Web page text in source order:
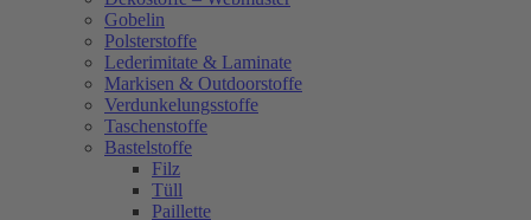
Gobelin
Polsterstoffe
Lederimitate & Laminate
Markisen & Outdoorstoffe
Verdunkelungsstoffe
Taschenstoffe
Bastelstoffe
Filz
Tüll
Paillette